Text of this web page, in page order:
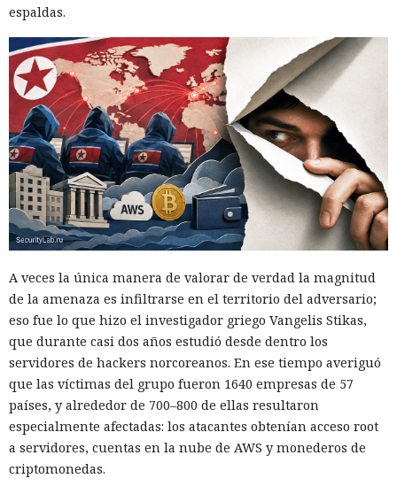
espaldas.
A veces la única manera de valorar de verdad la magnitud
de la amenaza es infiltrarse en el territorio del adversario;
eso fue lo que hizo el investigador griego Vangelis Stikas,
que durante casi dos años estudió desde dentro los
servidores de hackers norcoreanos. En ese tiempo averiguó
que las víctimas del grupo fueron 1640 empresas de 57
países, y alrededor de 700–800 de ellas resultaron
especialmente afectadas: los atacantes obtenían acceso root
a servidores, cuentas en la nube de AWS y monederos de
criptomonedas.